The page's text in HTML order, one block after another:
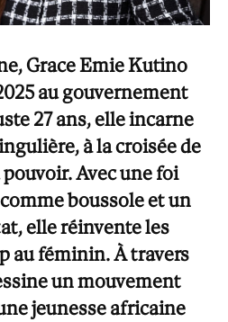
Grace Emie Kutino
au gouvernement
27 ans, elle incarne
à la croisée de
Avec une foi
boussole et un
elle réinvente les
au féminin. À travers
un mouvement
jeunesse africaine